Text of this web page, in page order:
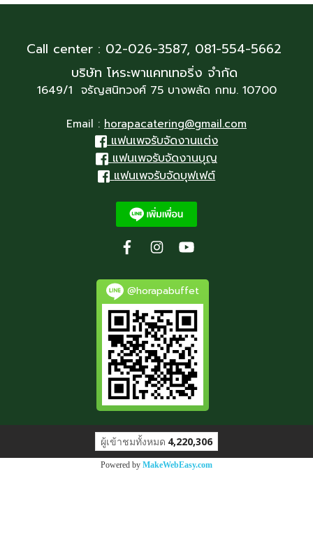
Call center : 02-026-3587, 081-554-5662
บริษัท โหระพาแคทเทอริ่ง จำกัด
1649/1 จรัญสนิทวงศ์ 75 บางพลัด กทม. 10700
Email : horapacatering@gmail.com
แฟนเพจรับจัดงานแต่ง
แฟนเพจรับจัดงานบุญ
แฟนเพจรับจัดบุฟเฟต์
@horapabuffet
ผู้เข้าชมทั้งหมด 4,220,306
Powered by MakeWebEasy.com